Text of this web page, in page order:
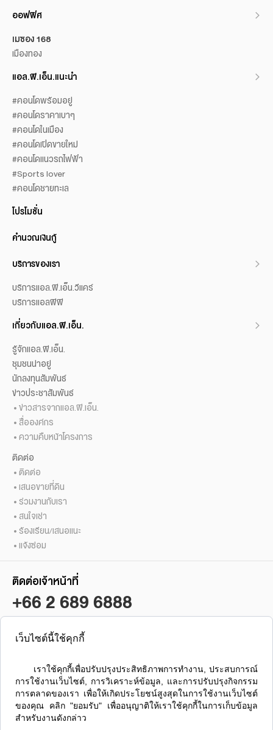
ออฟฟิศ
เมซอง 168
เมืองทอง
แอล.พี.เอ็น.แนะนำ
#คอนโดพร้อมอยู่
#คอนโดราคาเบาๆ
#คอนโดในเมือง
#คอนโดเปิดขายใหม่
#คอนโดแนวรถไฟฟ้า
#Sports lover
#คอนโดชายทะเล
โปรโมชั่น
คำนวณเงินกู้
บริการของเรา
บริการแอล.พี.เอ็น.วีแคร์
บริการแอลพีพี
เกี่ยวกับแอล.พี.เอ็น.
รู้จักแอล.พี.เอ็น.
ชุมชนน่าอยู่
นักลงทุนสัมพันธ์
ข่าวประชาสัมพันธ์
ข่าวสารจากแอล.พี.เอ็น.
สื่อองค์กร
ความคืบหน้าโครงการ
ติดต่อ
ติดต่อ
เสนอขายที่ดิน
ร่วมงานกับเรา
สนใจเช่า
ร้องเรียน/เสนอแนะ
แจ้งซ่อม
ติดต่อเจ้าหน้าที่
+66 2 689 6888
ซื้อ / ขาย / เช่า คอนโดลุมพินี ลุมพินี เรสซิเดนซ์ สาทร
เว็บไซต์นี้ใช้คุกกี้
การใช้งานเว็บไซต์, การวิเคราะห์ข้อมูล, และการปรับปรุงกิจกรรม
การตลาดของเรา เพื่อให้เกิดประโยชน์สูงสุดในการใช้งานเว็บไซต์
ของคุณ คลิก "ยอมรับ" เพื่ออนุญาติให้เราใช้คุกกี้ในการเก็บข้อมูล
สำหรับงานดังกล่าว